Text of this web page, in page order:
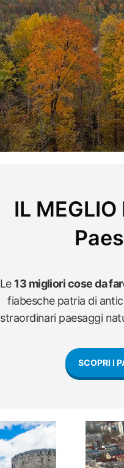
IL
Le 13 migliori cose da
fiabesche patria di
straordinari paesaggi
SCOPRI I